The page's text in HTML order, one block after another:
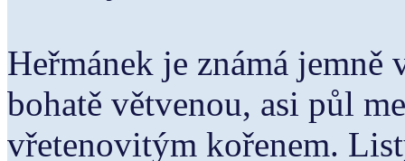
Heřmánek je známá
bohatě větvenou, asi půl
vřetenovitým kořenem.